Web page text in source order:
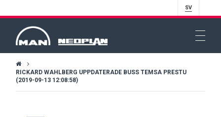
SV
RICKARD WAHLBERG UPPDATERADE BUSS TEMSA PRESTU
(2019-09-13 12:08:58)